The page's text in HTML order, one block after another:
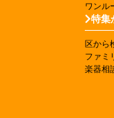
ワンル
特集
区から
ファミ
楽器相